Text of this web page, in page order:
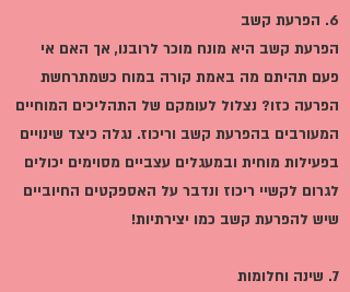
6. הפרעת קשב
הפרעת קשב היא מונח מוכר לרובנו, אך האם אי
פעם תהיתם מה באמת קורה במוח כשמתרחשת
הפרעה כזו? נצלול לעומקם של התהליכים המוחיים
המעורבים בהפרעת קשב וריכוז. נגלה כיצד שינויים
בפעילות מוחית ובמעגלים עצביים מסוימים יכולים
לגרום לקשיי ריכוז ונדבר על האספקטים החיוביים
שיש להפרעת קשב כמו יצירתיות!
7. שינה וחלומות